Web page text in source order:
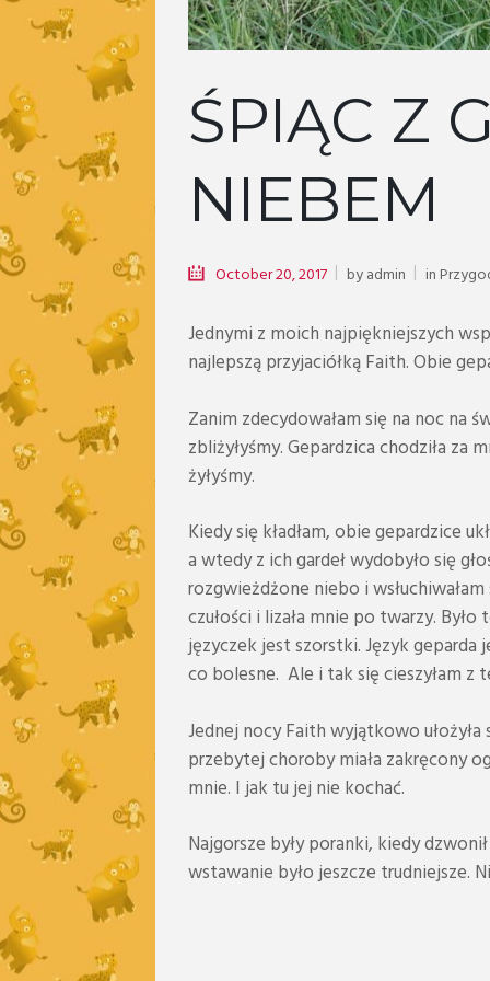
ŚPIĄC Z
NIEBEM
October 20, 2017 byadmin in
Jednymi z moich najpiękniejszych
najlepszą przyjaciółką Faith. Obie
Zanim zdecydowałam się na noc na
zbliżyłyśmy. Gepardzica chodziła za
żyłyśmy.
Kiedy się kładłam, obie gepardzice
a wtedy z ich gardeł wydobyło się
rozgwieżdżone niebo i
czułości i lizała mnie po twarzy.
języczek jest szorstki. Język geparda
co bolesne. Ale i tak się cieszyłam z
Jednej nocy Faith wyjątkowo
przebytej choroby miała zakręcony
mnie. I jak tu jej nie kochać.
Najgorsze były poranki, kiedy
wstawanie było jeszcze trudniejsze.